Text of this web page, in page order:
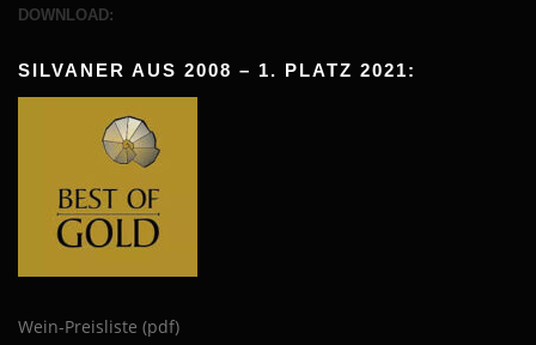
DOWNLOAD:
SILVANER AUS 2008 – 1. PLATZ 2021:
Wein-Preisliste (pdf)